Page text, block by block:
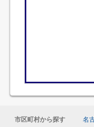
市区町村から探す 名